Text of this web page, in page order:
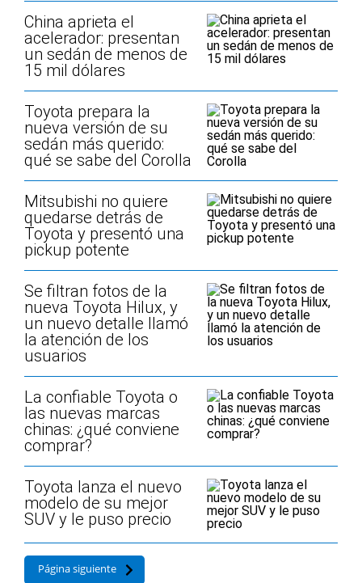
China aprieta el
acelerador: presentan
un sedán de menos de
15 mil dólares
Toyota prepara la
nueva versión de su
sedán más querido:
qué se sabe del Corolla
Mitsubishi no quiere
quedarse detrás de
Toyota y presentó una
pickup potente
Se filtran fotos de la
nueva Toyota Hilux, y
un nuevo detalle llamó
la atención de los
usuarios
La confiable Toyota o
las nuevas marcas
chinas: ¿qué conviene
comprar?
Toyota lanza el nuevo
modelo de su mejor
SUV y le puso precio
Página siguiente